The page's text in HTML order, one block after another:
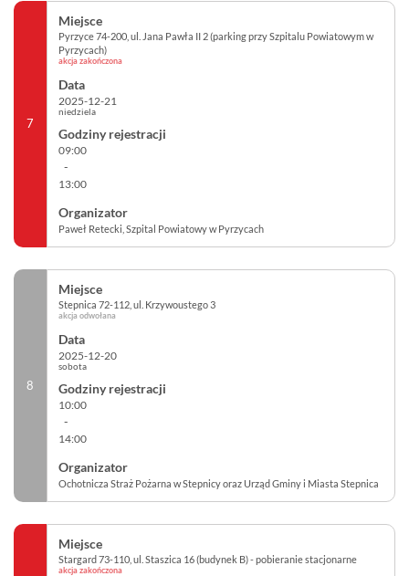
7
Pyrzyce 74-200, ul. Jana Pawła II 2 (parking przy Szpitalu Powiatowym w
Pyrzycach)
akcja zakończona
2025-12-21
niedziela
09:00
-
13:00
Paweł Retecki, Szpital Powiatowy w Pyrzycach
8
Stepnica 72-112, ul. Krzywoustego 3
akcja odwołana
2025-12-20
sobota
10:00
-
14:00
Ochotnicza Straż Pożarna w Stepnicy oraz Urząd Gminy i Miasta Stepnica
Stargard 73-110, ul. Staszica 16 (budynek B) - pobieranie stacjonarne
akcja zakończona